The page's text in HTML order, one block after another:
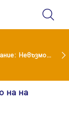
Москва с предупреждание: Невъзможно е да бъде победена ядрена сила като Русия
на на